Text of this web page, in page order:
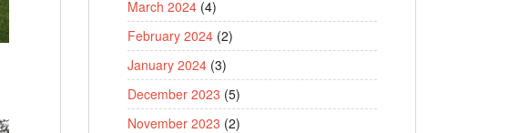
March 2024 (4)
February 2024 (2)
January 2024 (3)
December 2023 (5)
November 2023 (2)